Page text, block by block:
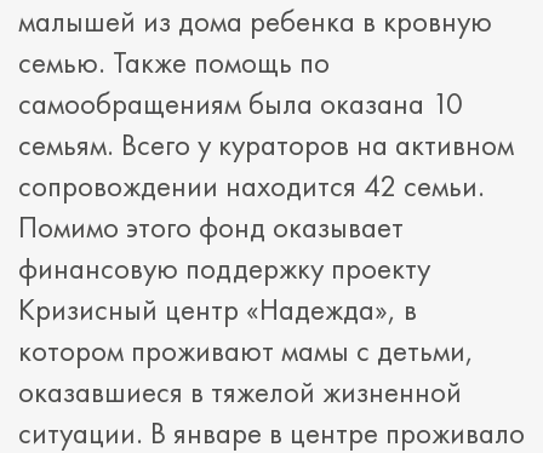
малышей из дома ребенка в кровную
семью. Также помощь по
самообращениям была оказана 10
семьям. Всего у кураторов на активном
сопровождении находится 42 семьи.
Помимо этого фонд оказывает
финансовую поддержку проекту
Кризисный центр «Надежда», в
котором проживают мамы с детьми,
оказавшиеся в тяжелой жизненной
ситуации. В январе в центре проживало